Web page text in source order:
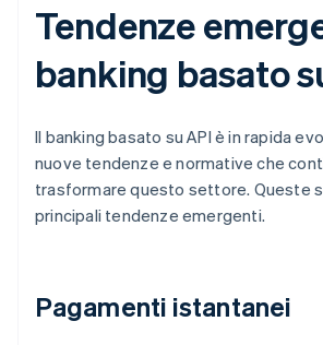
Tendenze
banking basato
Il banking basato su API è in rapida
nuove tendenze e normative che
trasformare questo settore. Queste
principali tendenze emergenti.
Pagamenti istantanei